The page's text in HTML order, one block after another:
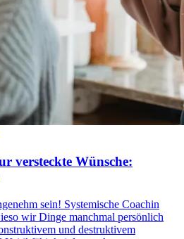
versteckte Wünsche:
sein! Systemische Coachin
wir Dinge manchmal persönlich
und destruktivem